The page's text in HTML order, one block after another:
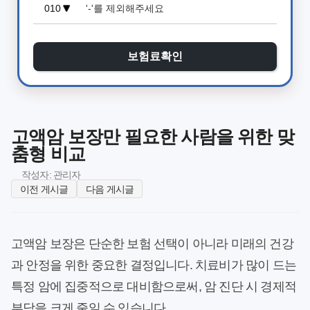
보험료확인
고액암 보장만 필요한 사람을 위한 맞
춤형 비교
작성자: 관리자
이전 게시글
다음 게시글
고액암 보장은 단순한 보험 선택이 아니라 미래의 건강
과 안정을 위한 중요한 결정입니다. 치료비가 많이 드는
특정 암에 집중적으로 대비함으로써, 암 진단 시 경제적